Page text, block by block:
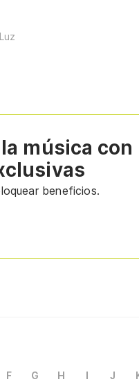
música con
beneficios.
F G H I J